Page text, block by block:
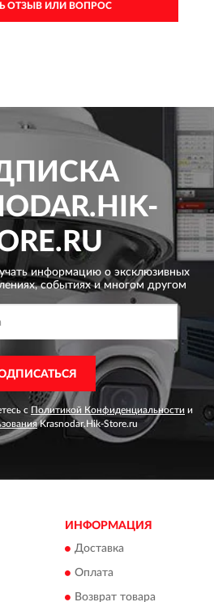
ОТЗЫВ ИЛИ ВОПРОС
информацию о эксклюзивных
событиях и многом другом
с Политикой Конфиденциальности и
Krasnodar.Hik-Store.ru
ИНФОРМАЦИЯ
Доставка
Оплата
Возврат товара